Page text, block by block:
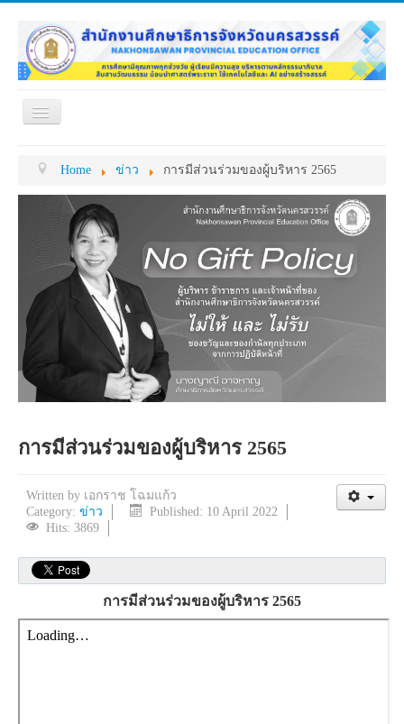
Toggle
หน่วยงานภายใน
MY OFFICE
ดาวน์โหลด
กระดาน ถาม-ตอบ
ข้อมูลการติดต่อ
Home ข่าว การมีส่วนร่วมของผู้บริหาร 2565
การมีส่วนร่วมของผู้บริหาร 2565
Written by เอกราช โฉมแก้ว
Category: ข่าว
Published: 10 April 2022
Hits: 3869
การมีส่วนร่วมของผู้บริหาร 2565